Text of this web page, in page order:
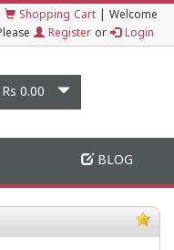
Shopping Cart
Welcome
Register or Login
Rs 0.00
BLOG